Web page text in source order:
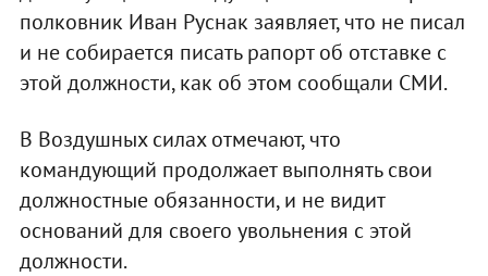
полковник Иван Руснак заявляет, что не писал
и не собирается писать рапорт об отставке с
этой должности, как об этом сообщали СМИ.
В Воздушных силах отмечают, что
командующий продолжает выполнять свои
должностные обязанности, и не видит
оснований для своего увольнения с этой
должности.